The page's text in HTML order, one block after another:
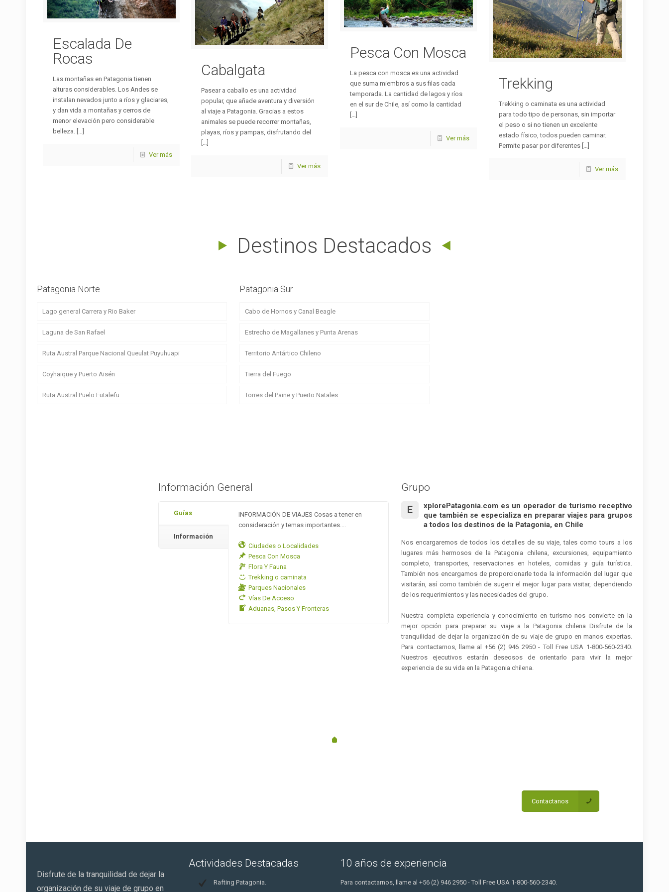
Escalada De
Rocas
Las montañas en Patagonia tienen
alturas considerables. Los Andes se
instalan nevados junto a ríos y glaciares,
y dan vida a montañas y cerros de
menor elevación pero considerable
belleza. […]
Ver más
Cabalgata
Pasear a caballo es una actividad
popular, que añade aventura y diversión
al viaje a Patagonia. Gracias a estos
animales se puede recorrer montañas,
playas, ríos y pampas, disfrutando del
[…]
Ver más
Pesca Con Mosca
La pesca con mosca es una actividad
que suma miembros a sus filas cada
temporada. La cantidad de lagos y ríos
en el sur de Chile, así como la cantidad
[…]
Ver más
Trekking
Trekking o caminata es una actividad
para todo tipo de personas, sin importar
el peso o si no tienen un excelente
estado físico, todos pueden caminar.
Permite pasar por diferentes […]
Ver más
Destinos Destacados
Patagonia Norte
Lago general Carrera y Rio Baker
Laguna de San Rafael
Ruta Austral Parque Nacional Queulat Puyuhuapi
Coyhaique y Puerto Aisén
Ruta Austral Puelo Futalefu
Patagonia Sur
Cabo de Hornos y Canal Beagle
Estrecho de Magallanes y Punta Arenas
Territorio Antártico Chileno
Tierra del Fuego
Torres del Paine y Puerto Natales
Información General
Guías
Información
INFORMACIÓN DE VIAJES Cosas a tener en
consideración y temas importantes....
Ciudades o Localidades
Pesca Con Mosca
Flora Y Fauna
Trekking o caminata
Parques Nacionales
Vías De Acceso
Aduanas, Pasos Y Fronteras
Grupo
E
xplorePatagonia.com es un operador de turismo receptivo
que también se especializa en preparar viajes para grupos
a todos los destinos de la Patagonia, en Chile
Nos encargaremos de todos los detalles de su viaje, tales como tours a los
lugares más hermosos de la Patagonia chilena, excursiones, equipamiento
completo, transportes, reservaciones en hoteles, comidas y guía turística.
También nos encargamos de proporcionarle toda la información del lugar que
visitarán, así como también de sugerir el mejor lugar para visitar, dependiendo
de los requerimientos y las necesidades del grupo.
Nuestra completa experiencia y conocimiento en turismo nos convierte en la
mejor opción para preparar su viaje a la Patagonia chilena Disfrute de la
tranquilidad de dejar la organización de su viaje de grupo en manos expertas.
Para contactarnos, llame al +56 (2) 946 2950 - Toll Free USA 1-800-560-2340.
Nuestros ejecutivos estarán deseosos de orientarlo para vivir la mejor
experiencia de su vida en la Patagonia chilena.
Contactanos
Disfrute de la tranquilidad de dejar la
organización de su viaje de grupo en
Actividades Destacadas
Rafting Patagonia.
10 años de experiencia
Para contactarnos, llame al +56 (2) 946 2950 - Toll Free USA 1-800-560-2340.